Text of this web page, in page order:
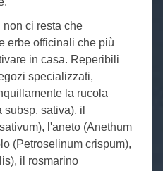
ci resta che
erbe officinali che più
in casa. Reperibili
specializzati,
la rucola
sativa), il
l'aneto (Anethum
(Petroselinum crispum),
il rosmarino